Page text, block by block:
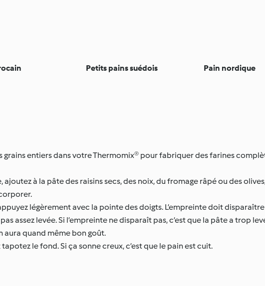
Petits pains suédois Pain nordique
grains entiers dans votre Thermomix® pour fabriquer des farines
ajoutez à la pâte des raisins secs, des noix, du fromage râpé ou des
légèrement avec la pointe des doigts. L’empreinte doit
assez levée. Si l’empreinte ne disparaît pas, c’est que la pâte a trop
aura quand même bon goût.
le fond. Si ça sonne creux, c’est que le pain est cuit.